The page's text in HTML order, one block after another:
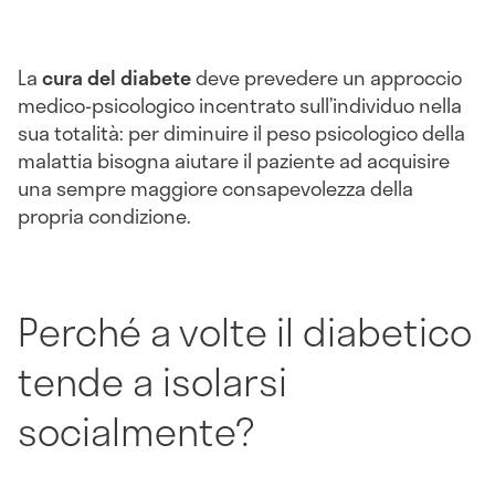
Lacura del diabetedeve prevedere un approccio
medico-psicologico incentrato sull’individuo nella
sua totalità: per diminuire il peso psicologico della
malattia bisogna aiutare il paziente ad acquisire
una sempre maggiore consapevolezza della
propria condizione.
Perché a volte il diabetico
tende a isolarsi
socialmente?